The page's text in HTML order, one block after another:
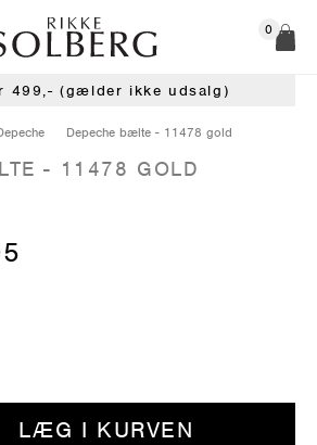
0
499,- (gælder ikke udsalg)
Depeche bælte - 11478 gold
- 11478 GOLD
LÆG I KURVEN